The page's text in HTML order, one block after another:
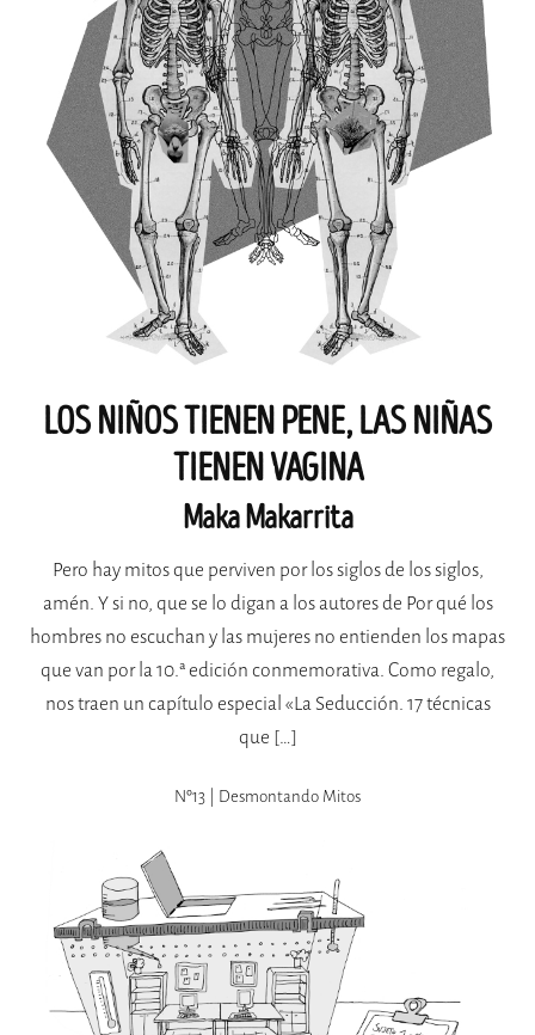
LOS NIÑOS TIENEN PENE, LAS NIÑAS
TIENEN VAGINA
Maka Makarrita
Pero hay mitos que perviven por los siglos de los siglos,
amén. Y si no, que se lo digan a los autores de Por qué los
hombres no escuchan y las mujeres no entienden los mapas
que van por la 10.ª edición conmemorativa. Como regalo,
nos traen un capítulo especial «La Seducción. 17 técnicas
que […]
Nº13 | Desmontando Mitos